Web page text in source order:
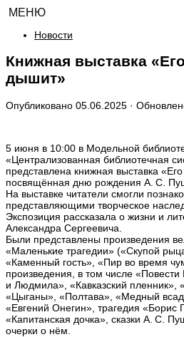
МЕНЮ
Новости
Книжная выставка
дышит»
Опубликовано 05.06.2025 ·
5 июня в 10:00 в Модельной
«Централизованная библиотечная
представлена книжная выставка
посвящённая дню рождения А. С.
На выставке читатели смогли
представляющими творческое
Экспозиция рассказала о жизни и
Александра Сергеевича.
Были представлены произведения
«Маленькие трагедии» («Скупой
«Каменный гость», «Пир во время
произведения, в том числе
и Людмила», «Кавказский пленник»,
«Цыганы», «Полтава», «Медный
«Евгений Онегин», трагедия «Борис
«Капитанская дочка», сказки А. С.
очерки о нём.